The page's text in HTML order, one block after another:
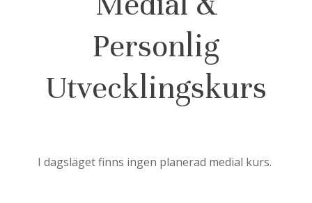
Personlig
Utvecklingskurs
I dagsläget finns ingen planerad medial kurs.